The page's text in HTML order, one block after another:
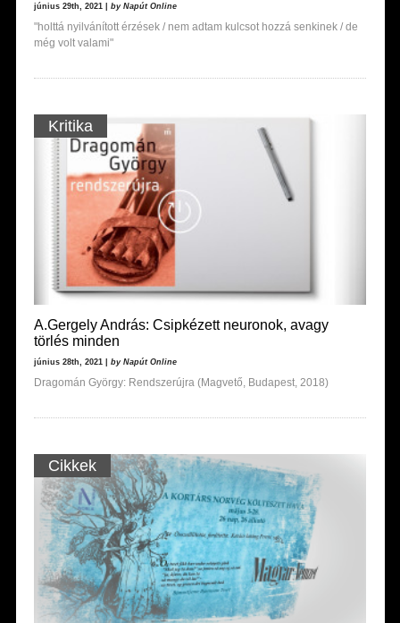
június 29th, 2021 | by Napút Online
"holttá nyilvánított érzések / nem adtam kulcsot hozzá senkinek / de
még volt valami"
Kritika
A.Gergely András: Csipkézett neuronok, avagy
törlés minden
június 28th, 2021 | by Napút Online
Dragomán György: Rendszerújra (Magvető, Budapest, 2018)
Cikkek